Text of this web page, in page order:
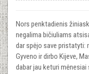
Nors penktadienis
negalima bičiuliams
dar spėjo save pristatyti:
Gyveno ir dirbo Kijeve,
dabar jau keturi